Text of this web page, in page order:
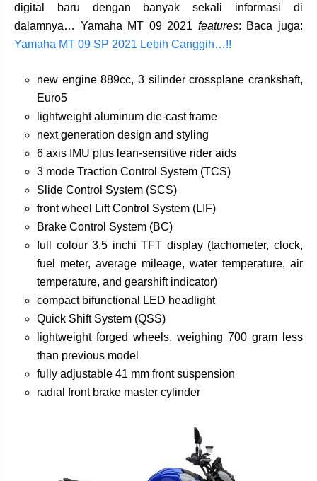
digital baru dengan banyak sekali informasi di
dalamnya… Yamaha MT 09 2021 features: Baca juga:
Yamaha MT 09 SP 2021 Lebih Canggih…!!
new engine 889cc, 3 silinder crossplane crankshaft,
Euro5
lightweight aluminum die-cast frame
next generation design and styling
6 axis IMU plus lean-sensitive rider aids
3 mode Traction Control System (TCS)
Slide Control System (SCS)
front wheel Lift Control System (LIF)
Brake Control System (BC)
full colour 3,5 inchi TFT display (tachometer, clock,
fuel meter, average mileage, water temperature, air
temperature, and gearshift indicator)
compact bifunctional LED headlight
Quick Shift System (QSS)
lightweight forged wheels, weighing 700 gram less
than previous model
fully adjustable 41 mm front suspension
radial front brake master cylinder